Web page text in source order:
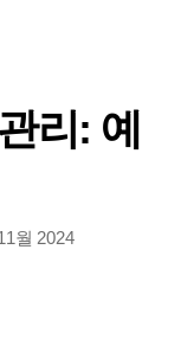
리: 예
월 2024